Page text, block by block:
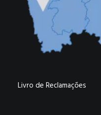
Livro de Reclamações